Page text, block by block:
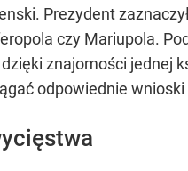
Prezydent
czy Mariupola.
znajomości jednej
odpowiednie wnioski